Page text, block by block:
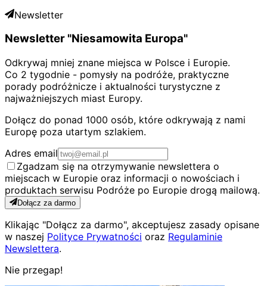
Newsletter
Newsletter "Niesamowita Europa"
Odkrywaj mniej znane miejsca w Polsce i Europie.
Co 2 tygodnie - pomysły na podróże, praktyczne
porady podróżnicze i aktualności turystyczne z
najważniejszych miast Europy.
Dołącz do ponad 1000 osób, które odkrywają z nami
Europę poza utartym szlakiem.
Adres email
Zgadzam się na otrzymywanie newslettera o
miejscach w Europie oraz informacji o nowościach i
produktach serwisu Podróże po Europie drogą mailową.
Dołącz za darmo
Klikając "Dołącz za darmo", akceptujesz zasady opisane
w naszej Polityce Prywatności oraz Regulaminie
Newslettera.
Nie przegap!